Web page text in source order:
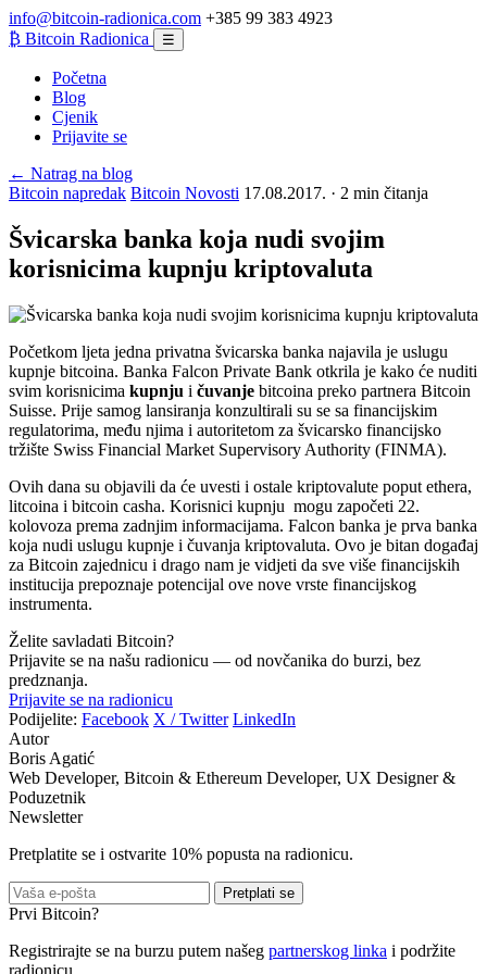
info@bitcoin-radionica.com +385 99 383 4923
₿ Bitcoin Radionica ☰
Početna
Blog
Cjenik
Prijavite se
← Natrag na blog
Bitcoin napredak Bitcoin Novosti 17.08.2017. · 2 min čitanja
Švicarska banka koja nudi svojim
korisnicima kupnju kriptovaluta
Početkom ljeta jedna privatna švicarska banka najavila je uslugu
kupnje bitcoina. Banka Falcon Private Bank otkrila je kako će nuditi
svim korisnicima kupnju i čuvanje bitcoina preko partnera Bitcoin
Suisse. Prije samog lansiranja konzultirali su se sa financijskim
regulatorima, među njima i autoritetom za švicarsko financijsko
tržište Swiss Financial Market Supervisory Authority (FINMA).
Ovih dana su objavili da će uvesti i ostale kriptovalute poput ethera,
litcoina i bitcoin casha. Korisnici kupnju mogu započeti 22.
kolovoza prema zadnjim informacijama. Falcon banka je prva banka
koja nudi uslugu kupnje i čuvanja kriptovaluta. Ovo je bitan događaj
za Bitcoin zajednicu i drago nam je vidjeti da sve više financijskih
institucija prepoznaje potencijal ove nove vrste financijskog
instrumenta.
Želite savladati Bitcoin?
Prijavite se na našu radionicu — od novčanika do burzi, bez
predznanja.
Prijavite se na radionicu
Podijelite: Facebook X / Twitter LinkedIn
Autor
Boris Agatić
Web Developer, Bitcoin & Ethereum Developer, UX Designer &
Poduzetnik
Newsletter
Pretplatite se i ostvarite 10% popusta na radionicu.
Pretplati se
Prvi Bitcoin?
Registrirajte se na burzu putem našeg partnerskog linka i podržite
radionicu.